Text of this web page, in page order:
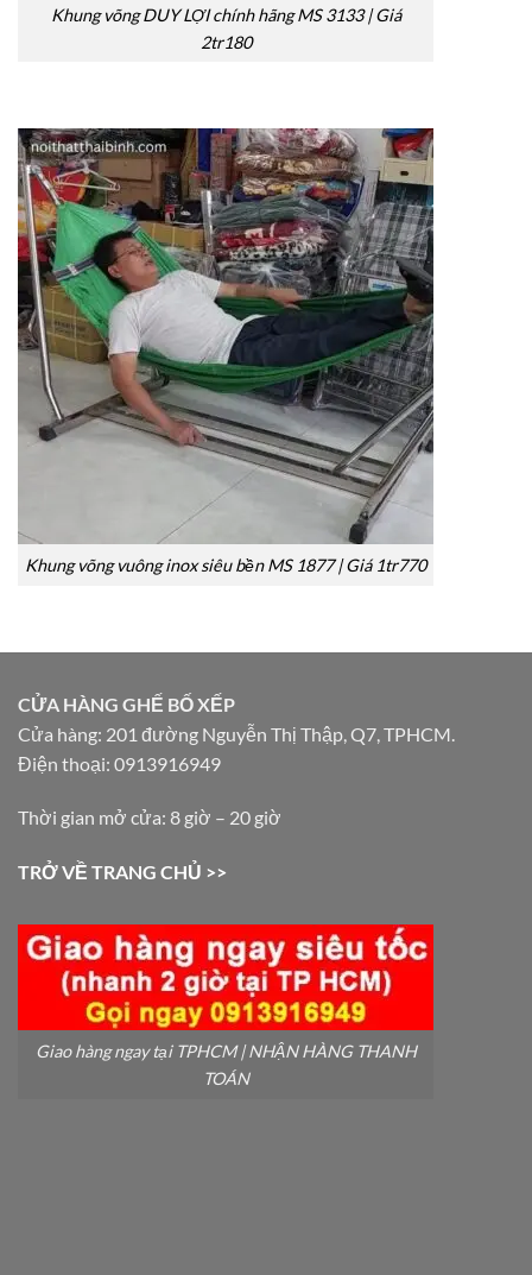
Khung võng DUY LỢI chính hãng MS 3133 | Giá
2tr180
Khung võng vuông inox siêu bền MS 1877 | Giá 1tr770
CỬA HÀNG GHẾ BỐ XẾP
Cửa hàng: 201 đường Nguyễn Thị Thập, Q7, TPHCM.
Điện thoại: 0913916949
Thời gian mở cửa: 8 giờ – 20 giờ
TRỞ VỀ TRANG CHỦ >>
Giao hàng ngay tại TPHCM | NHẬN HÀNG THANH
TOÁN